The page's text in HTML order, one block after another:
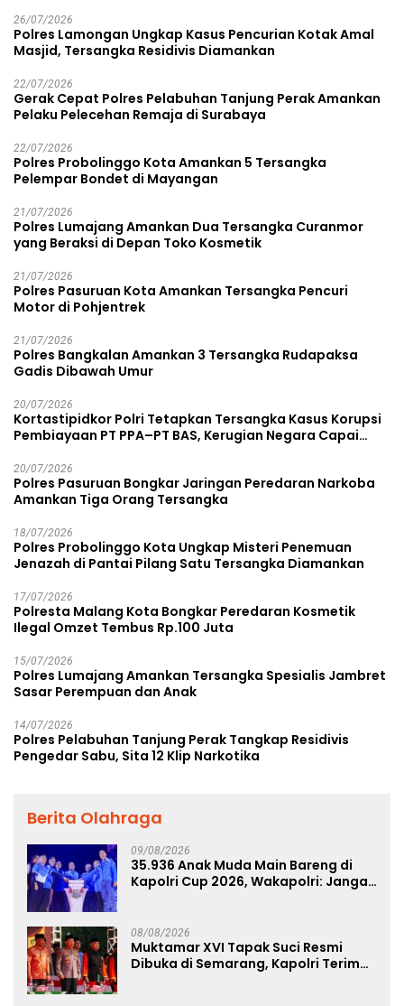
26/07/2026
Polres Lamongan Ungkap Kasus Pencurian Kotak Amal
Masjid, Tersangka Residivis Diamankan
22/07/2026
Gerak Cepat Polres Pelabuhan Tanjung Perak Amankan
Pelaku Pelecehan Remaja di Surabaya
22/07/2026
Polres Probolinggo Kota Amankan 5 Tersangka
Pelempar Bondet di Mayangan
21/07/2026
Polres Lumajang Amankan Dua Tersangka Curanmor
yang Beraksi di Depan Toko Kosmetik
21/07/2026
Polres Pasuruan Kota Amankan Tersangka Pencuri
Motor di Pohjentrek
21/07/2026
Polres Bangkalan Amankan 3 Tersangka Rudapaksa
Gadis Dibawah Umur
20/07/2026
Kortastipidkor Polri Tetapkan Tersangka Kasus Korupsi
Pembiayaan PT PPA–PT BAS, Kerugian Negara Capai
20/07/2026
Polres Pasuruan Bongkar Jaringan Peredaran Narkoba
Amankan Tiga Orang Tersangka
18/07/2026
Polres Probolinggo Kota Ungkap Misteri Penemuan
Jenazah di Pantai Pilang Satu Tersangka Diamankan
17/07/2026
Polresta Malang Kota Bongkar Peredaran Kosmetik
Ilegal Omzet Tembus Rp.100 Juta
15/07/2026
Polres Lumajang Amankan Tersangka Spesialis Jambret
Sasar Perempuan dan Anak
14/07/2026
Polres Pelabuhan Tanjung Perak Tangkap Residivis
Pengedar Sabu, Sita 12 Klip Narkotika
Berita Olahraga
09/08/2026
35.936 Anak Muda Main Bareng di
Kapolri Cup 2026, Wakapolri: Jangan
08/08/2026
Muktamar XVI Tapak Suci Resmi
Dibuka di Semarang, Kapolri Terima